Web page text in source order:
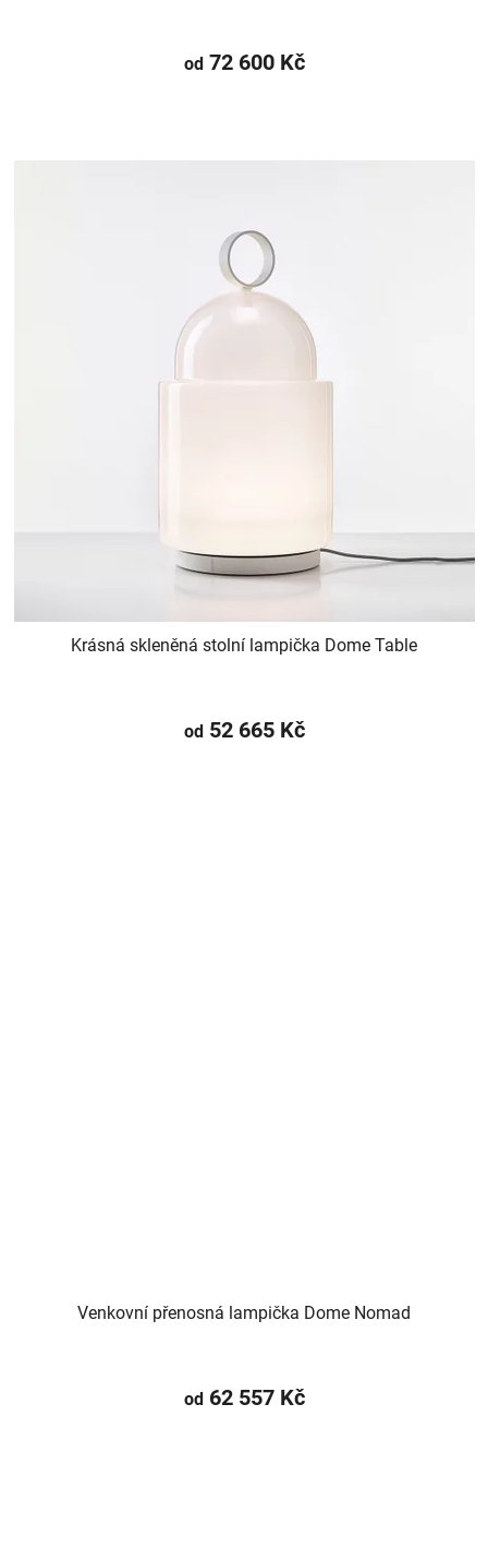
od72 600 Kč
Krásná skleněná stolní lampička Dome Table
od52 665 Kč
Venkovní přenosná lampička Dome Nomad
od62 557 Kč